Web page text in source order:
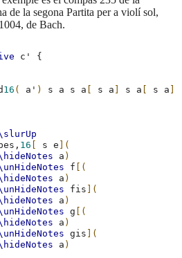
de la segona Partita per a violí sol,
de Bach.
c'
{
16 ( a' ) s a s a s a s a s a
bes, 16 s e ](
a )
f [(
a )
fis ](
a )
g [(
a )
gis ](
a )